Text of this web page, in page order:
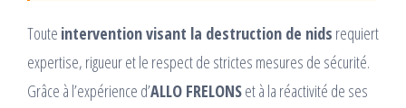
Toute intervention visant la destruction de nids requiert
expertise, rigueur et le respect de strictes mesures de sécurité.
Grâce à l’expérience d’ALLO FRELONSet à la réactivité de ses